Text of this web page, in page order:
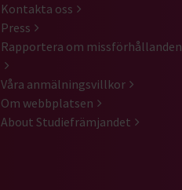
Kontakta oss
Press
Rapportera om missförhållanden
Våra anmälningsvillkor
Om webbplatsen
About Studiefrämjandet